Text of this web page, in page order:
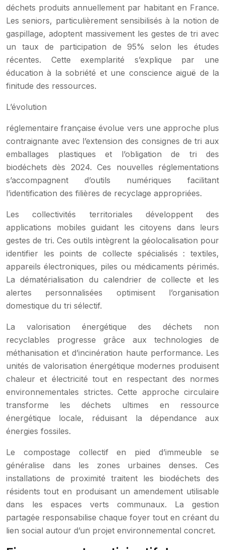
déchets produits annuellement par habitant en France.
Les seniors, particulièrement sensibilisés à la notion de
gaspillage, adoptent massivement les gestes de tri avec
un taux de participation de 95% selon les études
récentes. Cette exemplarité s’explique par une
éducation à la sobriété et une conscience aiguë de la
finitude des ressources.
L’évolution
réglementaire française évolue vers une approche plus
contraignante avec l’extension des consignes de tri aux
emballages plastiques et l’obligation de tri des
biodéchets dès 2024. Ces nouvelles réglementations
s’accompagnent d’outils numériques facilitant
l’identification des filières de recyclage appropriées.
Les collectivités territoriales développent des
applications mobiles guidant les citoyens dans leurs
gestes de tri. Ces outils intègrent la géolocalisation pour
identifier les points de collecte spécialisés : textiles,
appareils électroniques, piles ou médicaments périmés.
La dématérialisation du calendrier de collecte et les
alertes personnalisées optimisent l’organisation
domestique du tri sélectif.
La valorisation énergétique des déchets non
recyclables progresse grâce aux technologies de
méthanisation et d’incinération haute performance. Les
unités de valorisation énergétique modernes produisent
chaleur et électricité tout en respectant des normes
environnementales strictes. Cette approche circulaire
transforme les déchets ultimes en ressource
énergétique locale, réduisant la dépendance aux
énergies fossiles.
Le compostage collectif en pied d’immeuble se
généralise dans les zones urbaines denses. Ces
installations de proximité traitent les biodéchets des
résidents tout en produisant un amendement utilisable
dans les espaces verts communaux. La gestion
partagée responsabilise chaque foyer tout en créant du
lien social autour d’un projet environnemental concret.